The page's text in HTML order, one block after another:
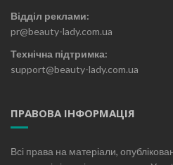
Відділ реклами:
pr@beauty-lady.com.ua
Технічна підтримка:
support@beauty-lady.com.ua
ПРАВОВА ІНФОРМАЦІЯ
Всі права на матеріали,